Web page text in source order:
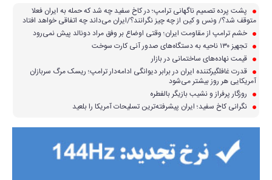
پشت پرده تصمیم ناگهانی ترامپ؛ در کاخ سفید چه شد که حمله به ایران فعلا
متوقف شد؟/ ونس و کین از چه چیز نگرانند؟/ایران می‌داند چه اتفاقی خواهد افتاد
خشم ترامپ از مقاومت ایران؛ وقتی اوضاع بر وفق مراد دونالد پیش نمی‌رود
تجهیز ۱۳۰ ناحیه به دستگاه‌های صدور آنی کارت سوخت
قیمت نهاده‌های ساختمانی در بازار
قدرت غافلگیرکننده ایران در برابر دیوانگی ادامه‌دار ترامپ؛ ریسک مرگ سربازان
آمریکایی هر روز بیشتر می‌شود
روزگار پرفراز و نشیب بازیگر بالفطره
نگرانی کاخ سفید؛ ایران پیشرفته‌ترین تسلیحات آمریکا را بلعید